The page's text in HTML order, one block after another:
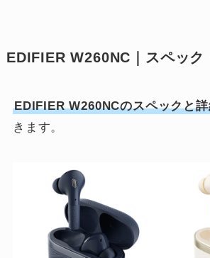
EDIFIER W260NC｜スペック
EDIFIER W260NCのスペックと
きます。